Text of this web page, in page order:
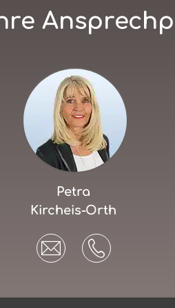
Petra
Kircheis-Orth